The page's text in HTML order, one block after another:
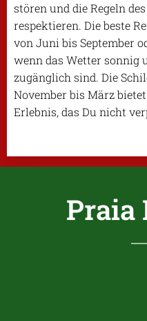
stören und die Regeln
respektieren. Die beste
von Juni bis September
wenn das Wetter sonnig
zugänglich sind. Die
November bis März
Erlebnis, das Du nicht
Praia